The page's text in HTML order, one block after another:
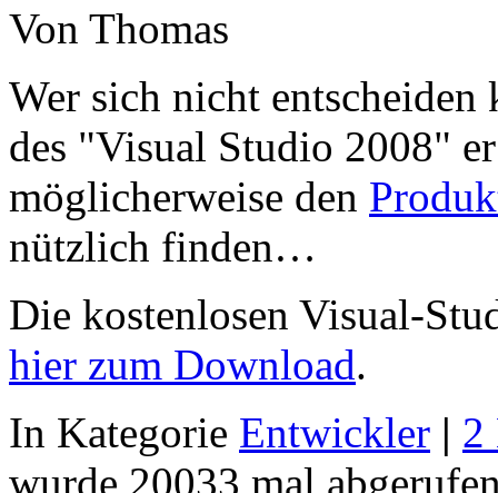
Von Thomas
Wer sich nicht entscheiden
des "Visual Studio 2008"
möglicherweise den
nützlich finden…
Die kostenlosen Visual-
hier zum Download.
In Kategorie Entwickler | 2
wurde 20033 mal